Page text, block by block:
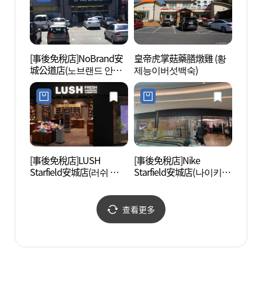
[事後免稅店]NoBrand安
城公道店(노브랜드 안성
공도점)
皇帝虎掌菇藥膳燉雞 (황
제능이버섯백숙)
[事後免稅店]LUSH
Starfield安城店(러쉬 스타
[事後免稅店]Nike
Starfield安城店(나이키 스
查看更多